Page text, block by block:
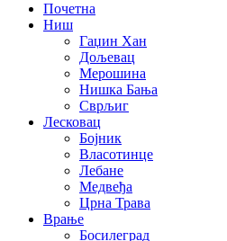
Почетна
Ниш
Гаџин Хан
Дољевац
Мерошина
Нишка Бања
Сврљиг
Лесковац
Бојник
Власотинце
Лебане
Медвеђа
Црна Трава
Врање
Босилеград